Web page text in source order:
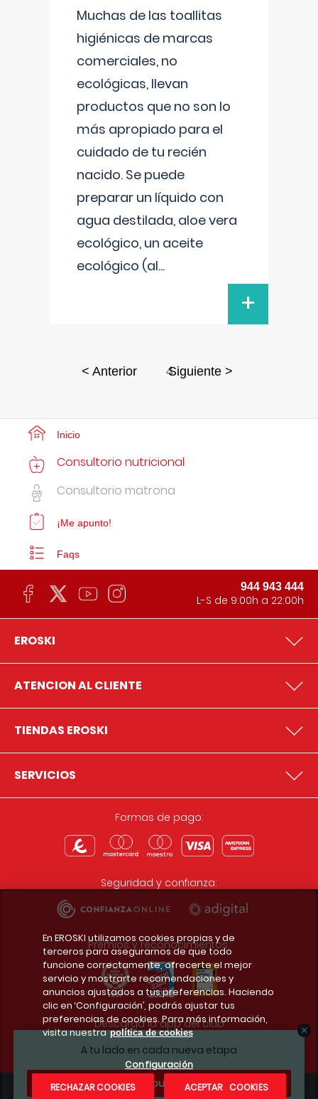
Muchas de las toallitas
higiénicas de marcas
comerciales, no
ecológicas, llevan
productos que no son lo
más apropiado para el
cuidado de tu recién
nacido. Se puede
preparar un líquido con
agua destilada, aloe vera
ecológico, un aceite
ecológico (al...
+
< Anterior 4
Siguiente >
A tu lado en cada nueva etapa
¿Te apuntas?
Inicio
Consultorio nutricional
Consultorio matrona
¡Me apunto!
Faqs
944 943 444
L-S de 9:00h a 22:00h
EROSKI
ATENCION AL CLIENTE
TIENDAS EROSKI
SERVICIOS
Formas de pago:
Seguridad y confianza:
Premios y reconocimientos:
Descarga la app del club
En EROSKI utilizamos cookies propias y de
terceros para asegurarnos de que todo
funcione correctamente, ofrecerte el mejor
servicio y mostrarte recomendaciones y
anuncios ajustados a tus preferencias. Haciendo
clic en ‘Configuración’, podrás ajustar tus
preferencias de cookies. Para más información,
visita nuestra política de cookies
Configuración
RECHAZAR COOKIES
ACEPTAR COOKIES